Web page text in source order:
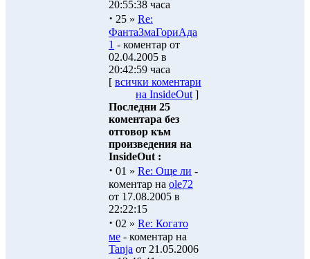
20:55:38 часа
· 25 » Re:
ФантаЗмаГориАда
1 - коментар от
02.04.2005 в
20:42:59 часа
[ всички коментари
на InsideOut ]
Последни 25
коментара без
отговор към
произведения на
InsideOut :
· 01 » Re: Още ли -
коментар на ole72
от 17.08.2005 в
22:22:15
· 02 » Re: Когато
ме - коментар на
Tanja от 21.05.2006